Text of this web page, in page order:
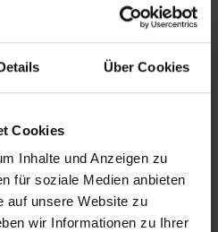
Über Cookies
Cookies
Inhalte und Anzeigen zu
für soziale Medien anbieten
auf unsere Website zu
wir Informationen zu Ihrer
–
einen zentralen, sicheren
Das entlastet die internen
dem Team die
auf das Wesentliche zu